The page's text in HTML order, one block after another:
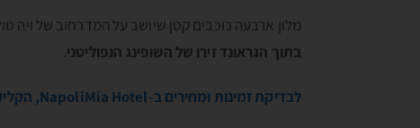
מלון ארבעה כוכבים קטן שיושב על המדרחוב של ויה
בתוך הגראונד זירו של השופינג הנפוליטני.
לבדיקת זמינות ומחירים ב-NapoliMia Hotel, הקליקו כאן…